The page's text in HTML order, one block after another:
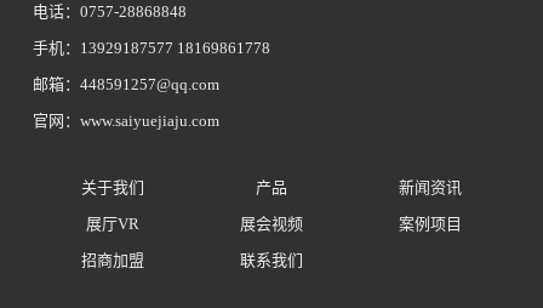
电话：0757-28868848
手机：13929187577 18169861778
邮箱：448591257@qq.com
官网：www.saiyuejiaju.com
关于我们 产品
新闻资讯
展厅VR
展会视频
案例项目
招商加盟
联系我们